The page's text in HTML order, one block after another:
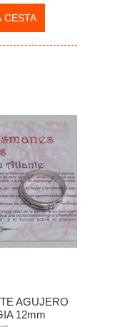
AGUJERO
12mm